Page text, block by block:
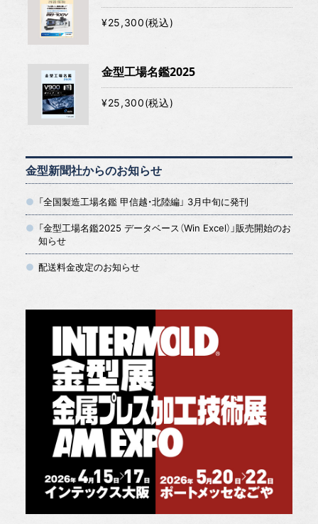
¥25,300(税込)
金型工場名鑑2025
¥25,300(税込)
金型新聞社からのお知らせ
「全国製造工場名鑑 甲信越・北陸編」 3月中旬に発刊
「金型工場名鑑2025 データベース（Win Excel）」販売開始のお
知らせ
配送料金改定のお知らせ